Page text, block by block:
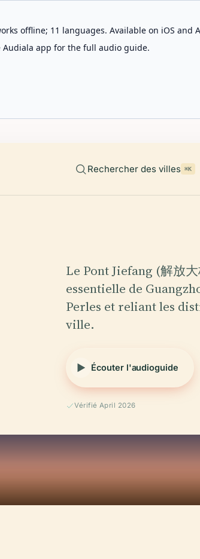
offline; 11 languages. Available on iOS and
Audiala app for the full audio guide.
Rechercher des villes ⌘K
Le Pont Jiefang (解放
essentielle de
Perles et reliant les
ville.
Écouter l'audioguide
Vérifié April 2026